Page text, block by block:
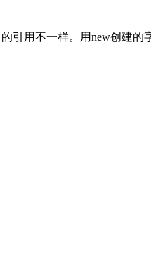
引用不一样。用new创建